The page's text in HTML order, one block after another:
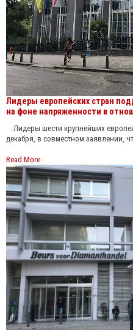
Лидеры европейских стран
на фоне напряженности в
Лидеры шести крупнейших
декабря, в совместном заявлении,
Read More